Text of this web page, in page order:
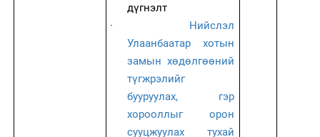
дүгнэлт
·
Нийслэл
Улаанбаатар хотын
замын хөдөлгөөний
түгжрэлийг
бууруулах, гэр
хорооллыг орон
сууцжуулах тухай